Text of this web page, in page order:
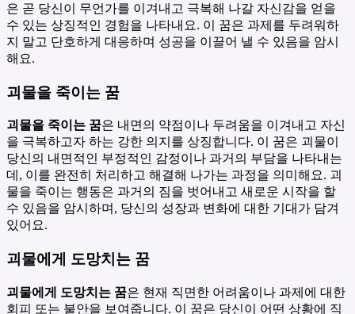
은 곧 당신이 무언가를 이겨내고 극복해 나갈 자신감을 얻을
수 있는 상징적인 경험을 나타내요. 이 꿈은 과제를 두려워하
지 말고 단호하게 대응하며 성공을 이끌어 낼 수 있음을 암시
해요.
괴물을 죽이는 꿈
괴물을 죽이는 꿈은 내면의 약점이나 두려움을 이겨내고 자신
을 극복하고자 하는 강한 의지를 상징합니다. 이 꿈은 괴물이
당신의 내면적인 부정적인 감정이나 과거의 부담을 나타내는
데, 이를 완전히 처리하고 해결해 나가는 과정을 의미해요. 괴
물을 죽이는 행동은 과거의 짐을 벗어내고 새로운 시작을 할
수 있음을 암시하며, 당신의 성장과 변화에 대한 기대가 담겨
있어요.
괴물에게 도망치는 꿈
괴물에게 도망치는 꿈은 현재 직면한 어려움이나 과제에 대한
회피 또는 불안을 보여줍니다. 이 꿈은 당신이 어떤 상황에 직